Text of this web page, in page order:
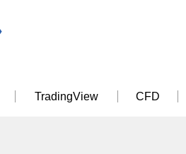
TradingView CFD